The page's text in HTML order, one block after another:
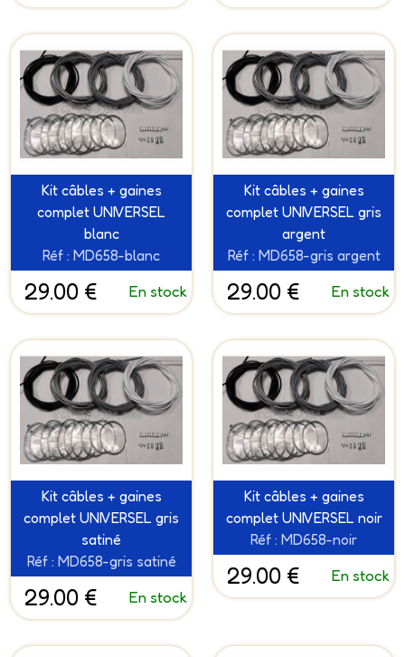
Kit câbles + gaines
complet UNIVERSEL
blanc
Réf : MD658-blanc
29.00 € En stock
Kit câbles + gaines
complet UNIVERSEL gris
argent
Réf : MD658-gris argent
29.00 € En stock
Kit câbles + gaines
complet UNIVERSEL gris
satiné
Réf : MD658-gris satiné
29.00 € En stock
Kit câbles + gaines
complet UNIVERSEL noir
Réf : MD658-noir
29.00 € En stock